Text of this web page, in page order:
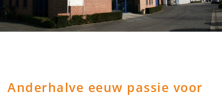
Anderhalve eeuw passie voor